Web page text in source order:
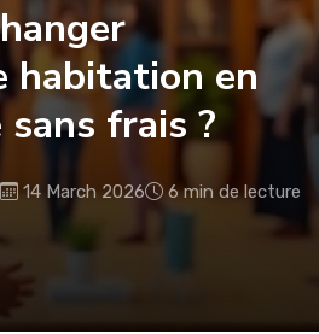
habitation en
frais ?
14 March 2026 6 min de lecture